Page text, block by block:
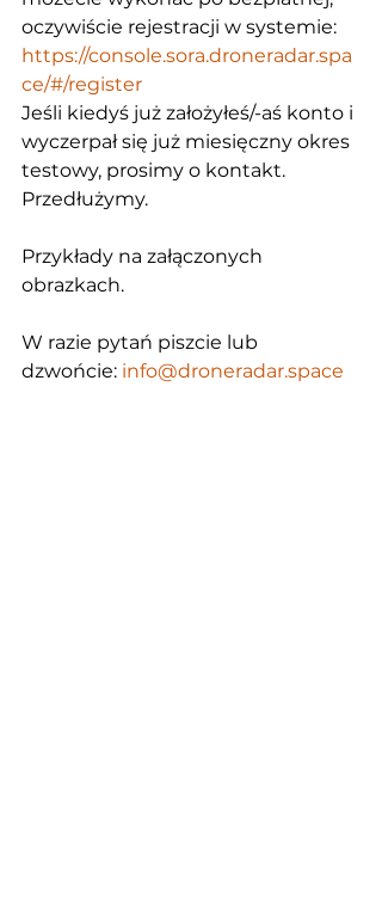
oczywiście rejestracji w systemie:
https://console.sora.droneradar.spa
ce/#/register
Jeśli kiedyś już założyłeś/-aś konto i
wyczerpał się już miesięczny okres
testowy, prosimy o kontakt.
Przedłużymy.
Przykłady na załączonych
obrazkach.
W razie pytań piszcie lub
dzwońcie: info@droneradar.space